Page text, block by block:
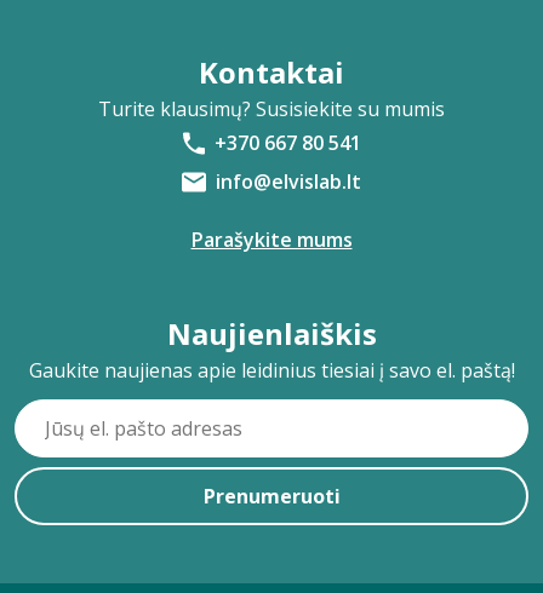
Kontaktai
Turite klausimų? Susisiekite su mumis
+370 667 80 541
info@elvislab.lt
Parašykite mums
Naujienlaiškis
Gaukite naujienas apie leidinius tiesiai į savo el. paštą!
Prenumeruoti